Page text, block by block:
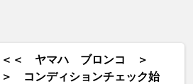
＜＜ ヤマハ ブロンコ ＞
＞ コンディションチェック始